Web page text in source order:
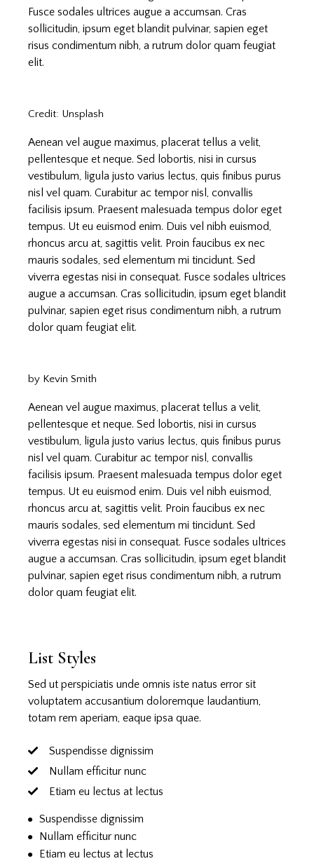
Fusce sodales ultrices augue a accumsan. Cras
sollicitudin, ipsum eget blandit pulvinar, sapien eget
risus condimentum nibh, a rutrum dolor quam feugiat
elit.
Credit: Unsplash
Aenean vel augue maximus, placerat tellus a velit,
pellentesque et neque. Sed lobortis, nisi in cursus
vestibulum, ligula justo varius lectus, quis finibus purus
nisl vel quam. Curabitur ac tempor nisl, convallis
facilisis ipsum. Praesent malesuada tempus dolor eget
tempus. Ut eu euismod enim. Duis vel nibh euismod,
rhoncus arcu at, sagittis velit. Proin faucibus ex nec
mauris sodales, sed elementum mi tincidunt. Sed
viverra egestas nisi in consequat. Fusce sodales ultrices
augue a accumsan. Cras sollicitudin, ipsum eget blandit
pulvinar, sapien eget risus condimentum nibh, a rutrum
dolor quam feugiat elit.
by Kevin Smith
Aenean vel augue maximus, placerat tellus a velit,
pellentesque et neque. Sed lobortis, nisi in cursus
vestibulum, ligula justo varius lectus, quis finibus purus
nisl vel quam. Curabitur ac tempor nisl, convallis
facilisis ipsum. Praesent malesuada tempus dolor eget
tempus. Ut eu euismod enim. Duis vel nibh euismod,
rhoncus arcu at, sagittis velit. Proin faucibus ex nec
mauris sodales, sed elementum mi tincidunt. Sed
viverra egestas nisi in consequat. Fusce sodales ultrices
augue a accumsan. Cras sollicitudin, ipsum eget blandit
pulvinar, sapien eget risus condimentum nibh, a rutrum
dolor quam feugiat elit.
List Styles
Sed ut perspiciatis unde omnis iste natus error sit
voluptatem accusantium doloremque laudantium,
totam rem aperiam, eaque ipsa quae.
Suspendisse dignissim
Nullam efficitur nunc
Etiam eu lectus at lectus
Suspendisse dignissim
Nullam efficitur nunc
Etiam eu lectus at lectus